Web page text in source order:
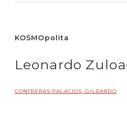
KOSMOpolita
Leonardo
CONTRERAS PALACIOS, GILDARDO